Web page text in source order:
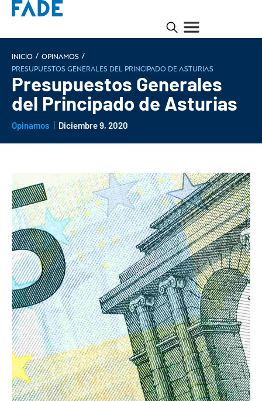
INICIO / Opinamos /
Presupuestos Generales del Principado de Asturias
Presupuestos Generales
del Principado de Asturias
Opinamos Diciembre 9, 2020